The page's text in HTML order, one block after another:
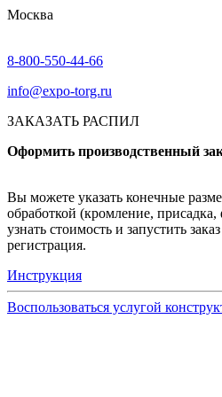
Москва
8-800-550-44-66
info@expo-torg.ru
ЗАКАЗАТЬ РАСПИЛ
Оформить производственный
Вы можете указать конечные
обработкой (кромление, присадка,
узнать стоимость и запустить
регистрация.
Инструкция
Воспользоваться услугой